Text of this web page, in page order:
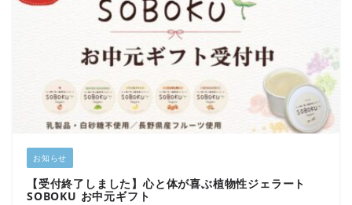
お知らせ
【受付終了しました】心と体が喜ぶ植物性ジェラート
SOBOKU お中元ギフト